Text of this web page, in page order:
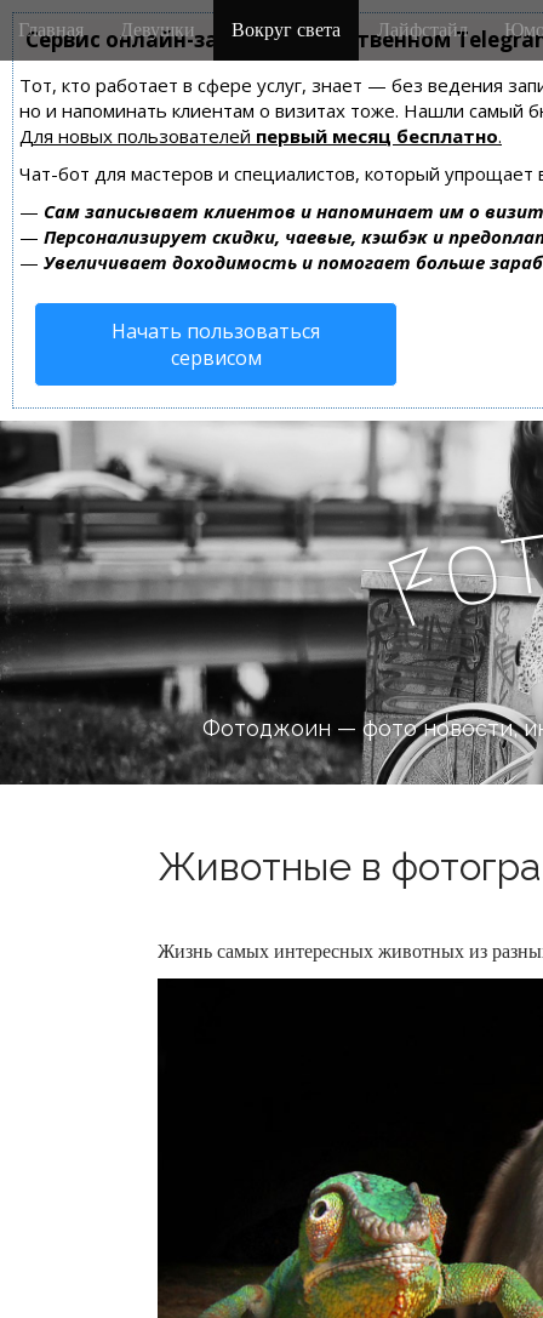
Сервис онлайн-записи на собственном
Тот, кто работает в сфере услуг, знает — без ведения
но и напоминать клиентам о визитах тоже. Нашли самый
Для новых пользователей первый месяц бесплатно.
Чат-бот для мастеров и специалистов, который упрощает
— Сам записывает клиентов и напоминает им о
— Персонализирует скидки, чаевые, кэшбэк и
— Увеличивает доходимость и помогает больше
Начать пользоваться
сервисом
M
a
n
m
e
n
u
i
Главная Девушки Вокруг света Лайфстайл
Fo
Фотоджоин — фото новости,
Животные в
Жизнь самых интересных животных из